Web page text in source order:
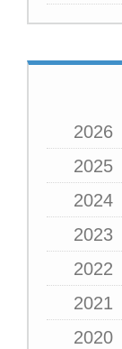
2026
2025
2024
2023
2022
2021
2020